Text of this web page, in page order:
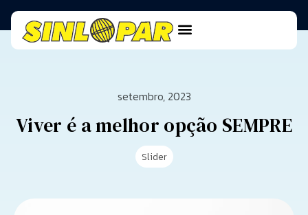
setembro, 2023
Viver é a melhor opção SEMPRE
Slider